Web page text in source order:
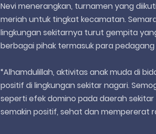
Nevi menerangkan, turnamen yang
meriah untuk tingkat kecamatan.
lingkungan sekitarnya turut gempita
berbagai pihak termasuk para pedagang
“Alhamdulillah, aktivitas anak muda di
positif di lingkungan sekitar nagari.
seperti efek domino pada daerah
semakin positif, sehat dan mempererat